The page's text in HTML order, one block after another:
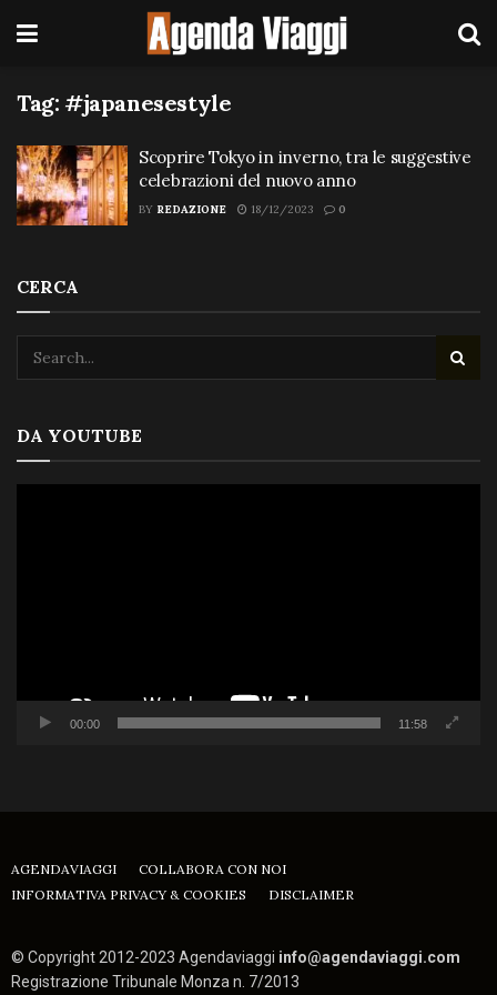
Tag: #japanesestyle
Scoprire Tokyo in inverno, tra le suggestive
celebrazioni del nuovo anno
BY REDAZIONE 18/12/2023 0
CERCA
DA YOUTUBE
00:00 11:58
AGENDAVIAGGI
COLLABORA CON NOI
INFORMATIVA PRIVACY & COOKIES
DISCLAIMER
© Copyright 2012-2023 Agendaviaggi info@agendaviaggi.com
Registrazione Tribunale Monza n. 7/2013